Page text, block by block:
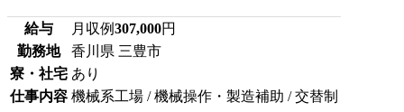
給与 月収例307,000円
勤務地
香川県 三豊市
寮・社宅 あり
仕事内容 機械系工場 / 機械操作・製造補助 / 交替制